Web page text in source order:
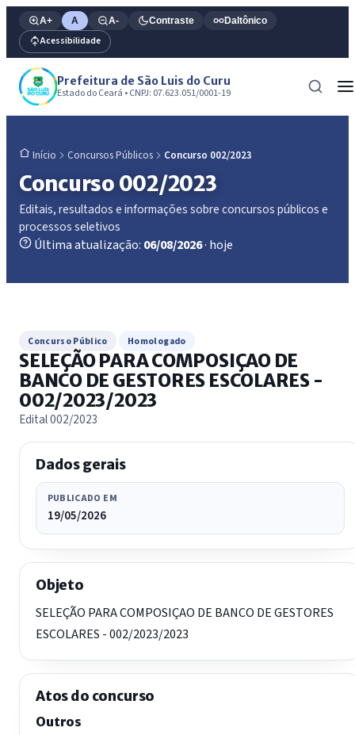
A+ A A- Contraste Daltônico
Acessibilidade
Prefeitura de São Luis do Curu
Estado do Ceará • CNPJ: 07.623.051/0001-19
Início Concursos Públicos Concurso 002/2023
Concurso 002/2023
Editais, resultados e informações sobre concursos públicos e
processos seletivos
Última atualização: 06/08/2026· hoje
Concurso Público Homologado
SELEÇÃO PARA COMPOSIÇAO DE
BANCO DE GESTORES ESCOLARES -
002/2023/2023
Edital 002/2023
Dados gerais
PUBLICADO EM
19/05/2026
Objeto
SELEÇÃO PARA COMPOSIÇAO DE BANCO DE GESTORES
ESCOLARES - 002/2023/2023
Atos do concurso
Outros